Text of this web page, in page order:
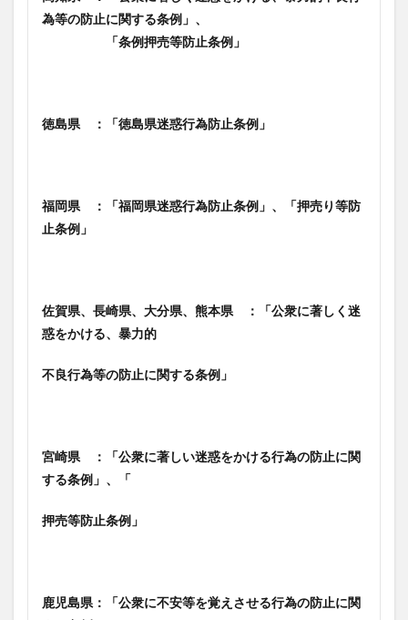
為等の防止に関する条例」、
「条例押売等防止条例」
徳島県 ：「徳島県迷惑行為防止条例」
福岡県 ：「福岡県迷惑行為防止条例」、「押売り等防
止条例」
佐賀県、長崎県、大分県、熊本県 ：「公衆に著しく迷
惑をかける、 暴力的
不良行為等の防止に関する条例」
宮崎県 ：「公衆に著しい迷惑をかける行為の防止に関
する条例」、「
押売等防止条例」
鹿児島県：「公衆に不安等を覚えさせる行為の防止に関